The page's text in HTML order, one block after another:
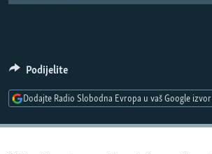
SPECIJALI RSE
VIŠE OD NASLOVA
PRATITE NAS
Podijelite
Dodajte Radio Slobodna Evropa u vaš Google izvor